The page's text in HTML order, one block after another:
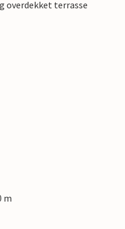
overdekket terrasse
m